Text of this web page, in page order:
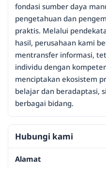
fondasi sumber daya
pengetahuan dan
praktis. Melalui
hasil, perusahaan kami
mentransfer informasi,
individu dengan
menciptakan ekosistem
belajar dan beradaptasi,
berbagai bidang.
Hubungi kami
Alamat